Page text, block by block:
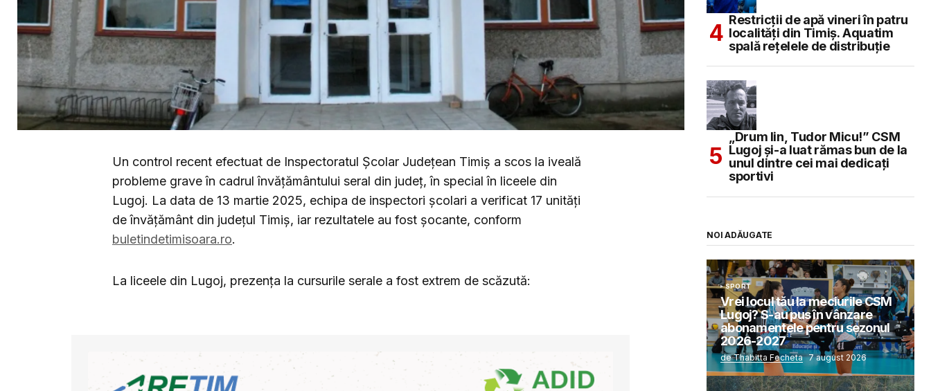
Un control recent efectuat de Inspectoratul Școlar Județean Timiș a scos la iveală
probleme grave în cadrul învățământului seral din județ, în special în liceele din
Lugoj. La data de 13 martie 2025, echipa de inspectori școlari a verificat 17 unități
de învățământ din județul Timiș, iar rezultatele au fost șocante, conform
buletindetimisoara.ro.
La liceele din Lugoj, prezența la cursurile serale a fost extrem de scăzută:
Restricții de apă vineri în patru
localități din Timiș. Aquatim
spală rețelele de distribuție
„Drum lin, Tudor Micu!” CSM
Lugoj și-a luat rămas bun de la
unul dintre cei mai dedicați
sportivi
NOI ADĂUGATE
SPORT
Vrei locul tău la meciurile CSM
Lugoj? S-au pus în vânzare
abonamentele pentru sezonul
2026-2027
de Thabitta Fecheta 7 august 2026